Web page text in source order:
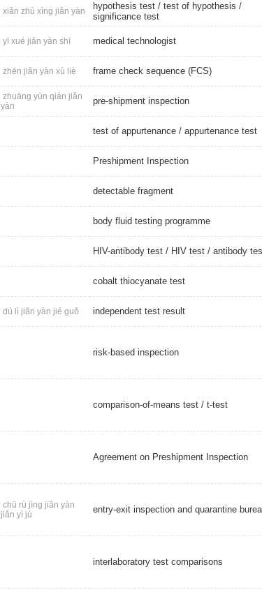
xiǎn zhù xìng jiǎn yàn hypothesis test/ test of hypothesis /
significance test
yī xué jiǎn yàn shī medical technologist
zhēn jiǎn yàn xù liè frame check sequence (FCS)
zhuāng yùn qián jiǎn
yàn
pre-shipment inspection
test of appurtenance/ appurtenance test
Preshipment Inspection
detectable fragment
body fluid testing programme
HIV-antibody test/ HIV test/ antibody
cobalt thiocyanate test
dú lì jiǎn yàn jié guǒ independent test result
risk-based inspection
comparison-of-means test/ t-test
Agreement on Preshipment Inspection
chū rù jìng jiǎn yàn
jiǎn yì jú
entry-exit inspection and quarantine
interlaboratory test comparisons